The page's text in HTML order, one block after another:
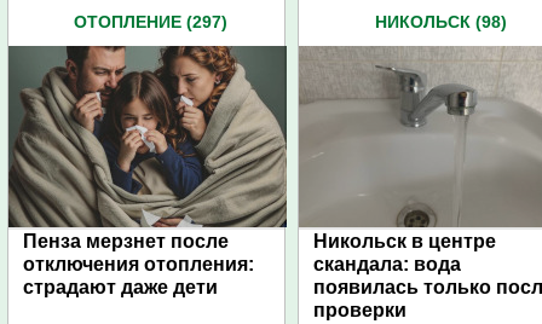
ОТОПЛЕНИЕ (297)
Пенза мерзнет после
отключения отопления:
страдают даже дети
НИКОЛЬСК (98)
Никольск в центре
скандала: вода
появилась только
проверки